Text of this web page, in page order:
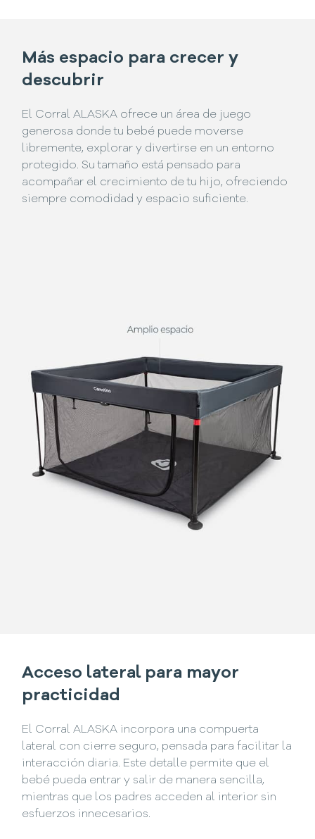
Más espacio para crecer y
descubrir
El Corral ALASKA ofrece un área de juego
generosa donde tu bebé puede moverse
libremente, explorar y divertirse en un entorno
protegido. Su tamaño está pensado para
acompañar el crecimiento de tu hijo, ofreciendo
siempre comodidad y espacio suficiente.
Acceso lateral para mayor
practicidad
El Corral ALASKA incorpora una compuerta
lateral con cierre seguro, pensada para facilitar la
interacción diaria. Este detalle permite que el
bebé pueda entrar y salir de manera sencilla,
mientras que los padres acceden al interior sin
esfuerzos innecesarios.